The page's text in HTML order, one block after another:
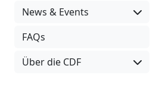
News & Events
FAQs
Über die CDF